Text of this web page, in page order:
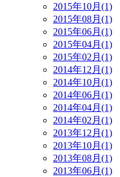
2015年10月(1)
2015年08月(1)
2015年06月(1)
2015年04月(1)
2015年02月(1)
2014年12月(1)
2014年10月(1)
2014年06月(1)
2014年04月(1)
2014年02月(1)
2013年12月(1)
2013年10月(1)
2013年08月(1)
2013年06月(1)